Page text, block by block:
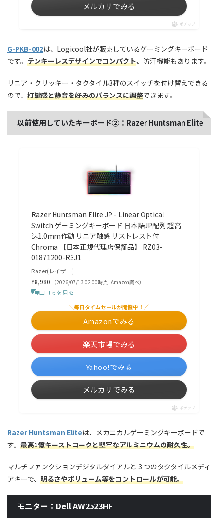
メルカリでみる
ポチップ
G-PKB-002は、Logicool社が販売しているゲーミングキーボード
です。 テンキーレスデザインでコンパクト、 防汗機能もあります。
リニア・クリッキー・タクタイル3種のスイッチを付け替えできる
ので、 打鍵感と静音を好みのバランスに調整できます。
以前使用していたキーボード②：Razer Huntsman Elite
Razer Huntsman Elite JP - Linear Optical
Switch ゲーミングキーボード 日本語JP配列 超高
速1.0mm作動 リニア触感 リストレスト付
Chroma 【日本正規代理店保証品】 RZ03-
01871200-R3J1
Razer(レイザー)
¥8,980
（2026/07/13 02:00時点 | Amazon調べ）
口コミを見る
＼毎日タイムセールが開催中！／
Amazonでみる
楽天市場でみる
Yahoo!でみる
メルカリでみる
ポチップ
Razer Huntsman Eliteは、メカニカルゲーミングキーボードで
す。 最高1億キーストロークと堅牢なアルミニウムの耐久性。
マルチファンクションデジタルダイアルと 3 つのタクタイルメディ
アキーで、 明るさやボリューム等をコントロールが可能。
モニター：Dell AW2523HF